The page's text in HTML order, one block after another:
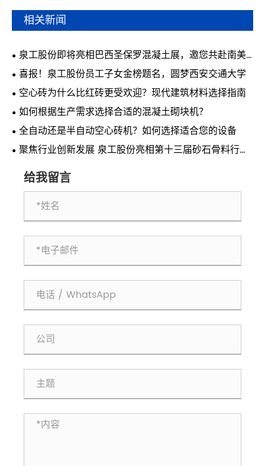
相关新闻
泉工股份即将亮相巴西圣保罗混凝土展，邀您共赴南美
行业盛会
喜报！泉工股份员工子女金榜题名，圆梦西安交通大学
空心砖为什么比红砖更受欢迎？现代建筑材料选择指南
如何根据生产需求选择合适的混凝土砌块机？
全自动还是半自动空心砖机？如何选择适合您的设备
聚焦行业创新发展 泉工股份亮相第十三届砂石骨料行业
给我留言